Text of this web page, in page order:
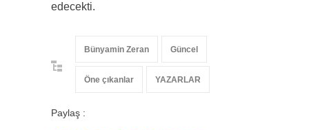
edecekti.
Bünyamin Zeran Güncel
Öne çıkanlar YAZARLAR
Paylaş :